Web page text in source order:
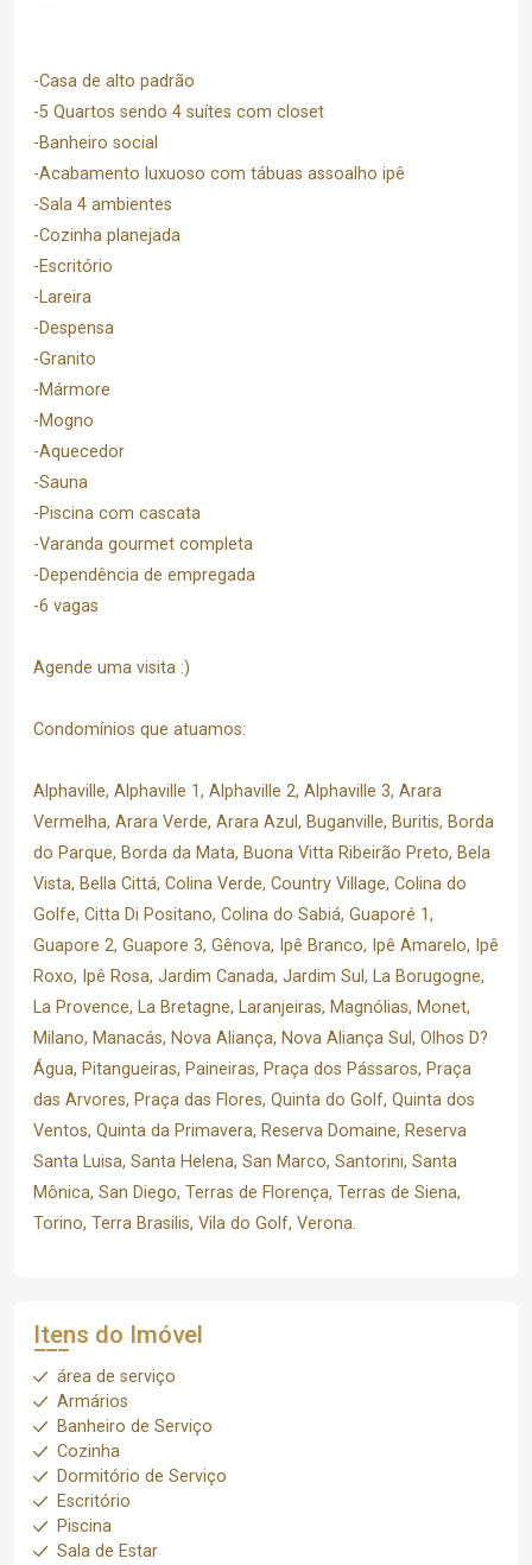
-Casa de alto padrão
-5 Quartos sendo 4 suítes com closet
-Banheiro social
-Acabamento luxuoso com tábuas assoalho ipê
-Sala 4 ambientes
-Cozinha planejada
-Escritório
-Lareira
-Despensa
-Granito
-Mármore
-Mogno
-Aquecedor
-Sauna
-Piscina com cascata
-Varanda gourmet completa
-Dependência de empregada
-6 vagas
Agende uma visita :)
Condomínios que atuamos:
Alphaville, Alphaville 1, Alphaville 2, Alphaville 3, Arara
Vermelha, Arara Verde, Arara Azul, Buganville, Buritis, Borda
do Parque, Borda da Mata, Buona Vitta Ribeirão Preto, Bela
Vista, Bella Cittá, Colina Verde, Country Village, Colina do
Golfe, Citta Di Positano, Colina do Sabiá, Guaporé 1,
Guapore 2, Guapore 3, Gênova, Ipê Branco, Ipê Amarelo, Ipê
Roxo, Ipê Rosa, Jardim Canada, Jardim Sul, La Borugogne,
La Provence, La Bretagne, Laranjeiras, Magnólias, Monet,
Milano, Manacás, Nova Aliança, Nova Aliança Sul, Olhos D?
Água, Pitangueiras, Paineiras, Praça dos Pássaros, Praça
das Arvores, Praça das Flores, Quinta do Golf, Quinta dos
Ventos, Quinta da Primavera, Reserva Domaine, Reserva
Santa Luisa, Santa Helena, San Marco, Santorini, Santa
Mônica, San Diego, Terras de Florença, Terras de Siena,
Torino, Terra Brasilis, Vila do Golf, Verona.
Itens do Imóvel
área de serviço
Armários
Banheiro de Serviço
Cozinha
Dormitório de Serviço
Escritório
Piscina
Sala de Estar